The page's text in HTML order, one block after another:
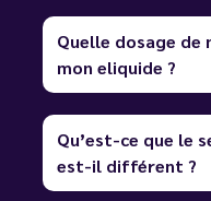
Quelle dosage
mon eliquide ?
Qu’est-ce que le
est-il différent ?